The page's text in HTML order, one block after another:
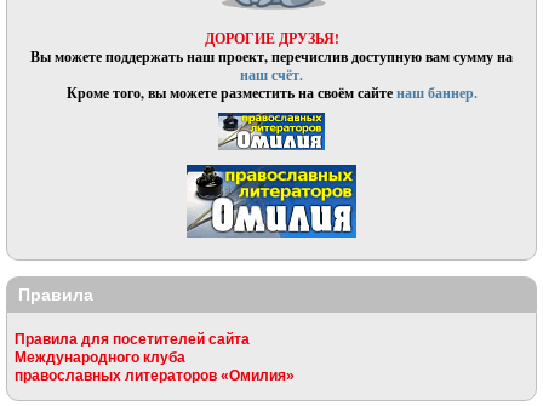
ДОРОГИЕ ДРУЗЬЯ!
Вы можете поддержать наш проект, перечислив доступную вам сумму на
наш счёт.
Кроме того, вы можете разместить на своём сайтенаш баннер.
Правила
Правила для посетителей сайта
Международного клуба
православных литераторов «Омилия»